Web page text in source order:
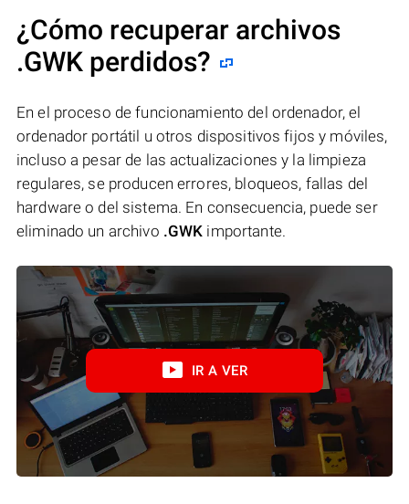
¿Cómo recuperar archivos
.GWK perdidos?
En el proceso de funcionamiento del ordenador, el
ordenador portátil u otros dispositivos fijos y móviles,
incluso a pesar de las actualizaciones y la limpieza
regulares, se producen errores, bloqueos, fallas del
hardware o del sistema. En consecuencia, puede ser
eliminado un archivo .GWK importante.
IR A VER